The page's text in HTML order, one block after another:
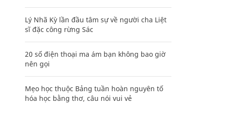
Lý Nhã Kỳ lần đầu tâm sự về người cha Liệt
sĩ đặc công rừng Sác
20 số điện thoại ma ám bạn không bao giờ
nên gọi
Mẹo học thuộc Bảng tuần hoàn nguyên tố
hóa học bằng thơ, câu nói vui vẻ